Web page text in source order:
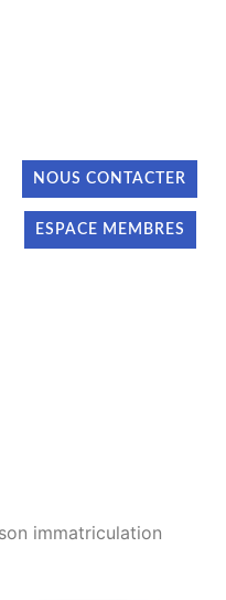
NOUS CONTACTER
ESPACE MEMBRES
immatriculation